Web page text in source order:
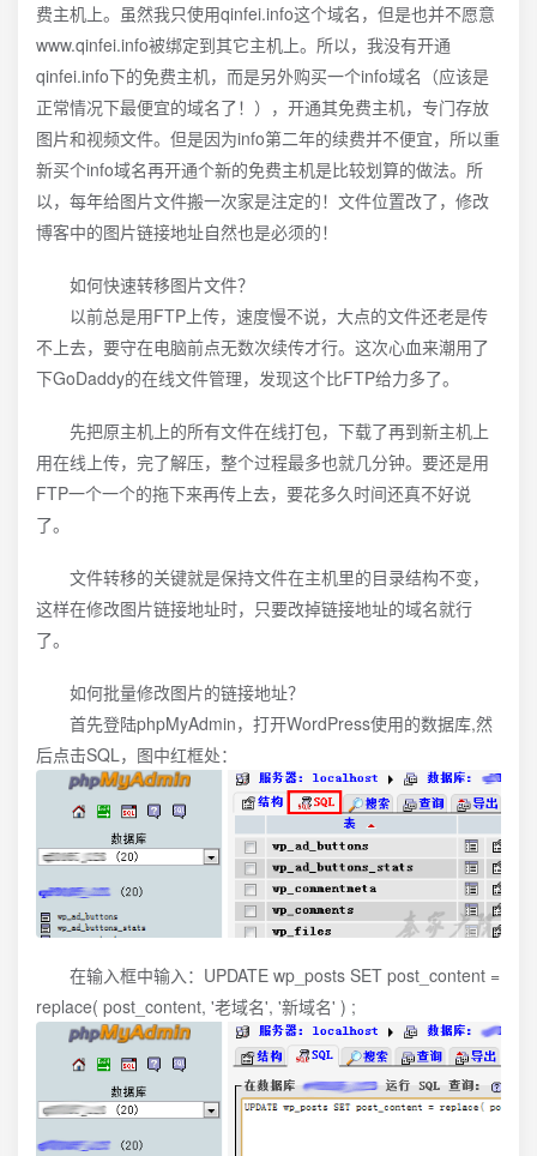
费主机上。虽然我只使用qinfei.info这个域名，但是也并不愿意
www.qinfei.info被绑定到其它主机上。所以，我没有开通
qinfei.info下的免费主机，而是另外购买一个info域名（应该是
正常情况下最便宜的域名了！），开通其免费主机，专门存放
图片和视频文件。但是因为info第二年的续费并不便宜，所以重
新买个info域名再开通个新的免费主机是比较划算的做法。所
以，每年给图片文件搬一次家是注定的！文件位置改了，修改
博客中的图片链接地址自然也是必须的！
如何快速转移图片文件？
以前总是用FTP上传，速度慢不说，大点的文件还老是传
不上去，要守在电脑前点无数次续传才行。这次心血来潮用了
下GoDaddy的在线文件管理，发现这个比FTP给力多了。
先把原主机上的所有文件在线打包，下载了再到新主机上
用在线上传，完了解压，整个过程最多也就几分钟。要还是用
FTP一个一个的拖下来再传上去，要花多久时间还真不好说
了。
文件转移的关键就是保持文件在主机里的目录结构不变，
这样在修改图片链接地址时，只要改掉链接地址的域名就行
了。
如何批量修改图片的链接地址？
首先登陆phpMyAdmin，打开WordPress使用的数据库,然
后点击SQL，图中红框处：
在输入框中输入：UPDATE wp_posts SET post_content =
replace( post_content, '老域名', '新域名' ) ;